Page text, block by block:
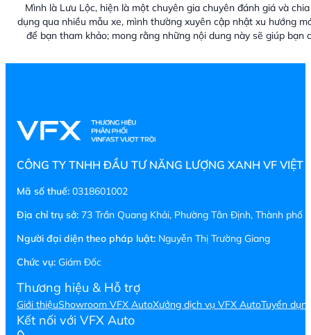
Mình là Lưu Lộc, hiện là một chuyên gia chuyên đánh giá và
dụng qua nhiều mẫu xe, mình thường xuyên cập nhật xu hướng
để bạn tham khảo; mong rằng những nội dung này sẽ giúp
CÔNG TY TNHH ĐẦU TƯ NĂNG LƯỢNG XANH VF VIỆT
Mã số thuế: 0318601002
Địa chỉ trụ sở: 73 Trần Quang Khải, Phường Tân Định, Thành phố
Người đại diện theo pháp luật: Nguyễn Thị Trường Giang
Chức vụ: Giám Đốc
Thương hiệu & Hỗ trợ
Giới thiệuShowroom VFX AutoXưởng dịch vụ VFX AutoTuyển
Kết nối với VFX Auto